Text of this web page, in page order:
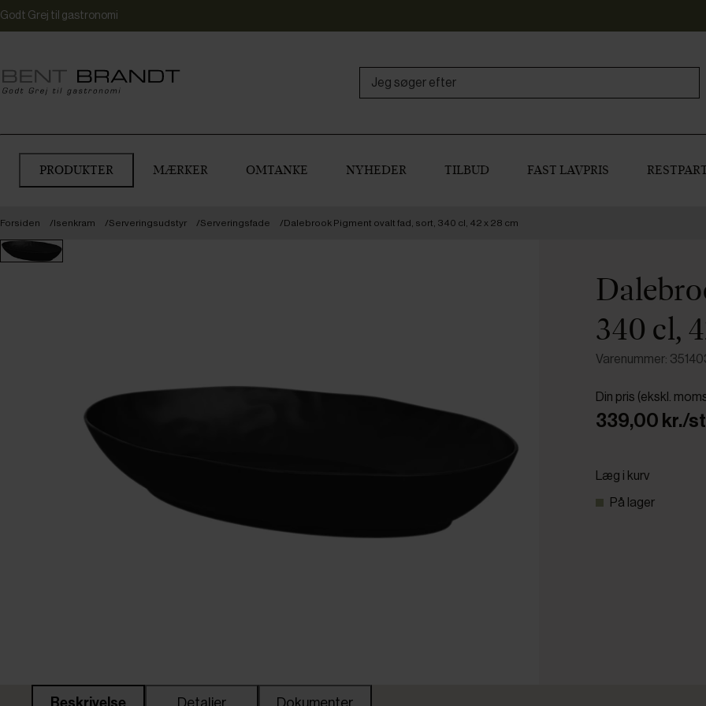
Godt Grej til gastronomi
PRODUKTER MÆRKER OMTANKE NYHEDER TILBUD FAST LAVPRIS
Forsiden Isenkram Serveringsudstyr Serveringsfade Dalebrook Pigment ovalt fad, sort, 340 cl, 42 x 28 cm
340 cl,
Varenummer:
Din pris (ekskl.
339,00 kr./
Læg i kurv
På lager
Beskrivelse Detaljer Dokumenter